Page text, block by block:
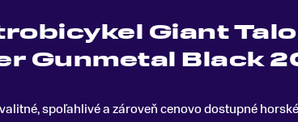
Giant
Gunmetal Black
spoľahlivé a zároveň cenovo dostupné